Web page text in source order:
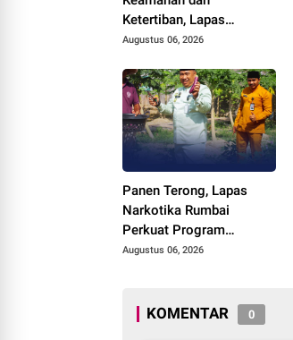
Ketertiban, Lapas
Narkotika Rumbai Gelar
Augustus 06, 2026
Panen Terong, Lapas
Narkotika Rumbai
Perkuat Program
Ketahanan Pangan
Augustus 06, 2026
KOMENTAR 0